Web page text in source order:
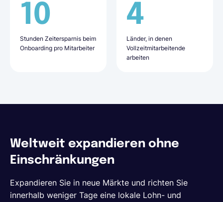
10
Stunden Zeitersparnis beim
Onboarding pro Mitarbeiter
4
Länder, in denen
Vollzeitmitarbeitende
arbeiten
16
Tage für das Onboarding
neuer Mitarbeitender (im
9
Länder, in denen
Mitarbeitende arbeiten
50%
weniger
Verwaltungsaufwand
20+
Mitarbeitende, die über
Lano eingestellt wurden
Weltweit expandieren ohne
Einschränkungen
Expandieren Sie in neue Märkte und richten Sie
innerhalb weniger Tage eine lokale Lohn- und